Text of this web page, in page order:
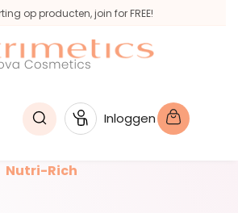
op producten, join for FREE!
Inloggen
Nutri-Rich